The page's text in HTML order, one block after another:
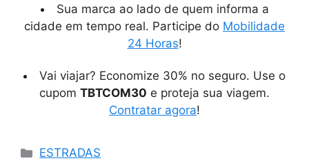
Sua marca ao lado de quem informa a
cidade em tempo real. Participe do Mobilidade
24 Horas!
Vai viajar? Economize 30% no seguro. Use o
cupom TBTCOM30 e proteja sua viagem.
Contratar agora!
Categorias
ESTRADAS